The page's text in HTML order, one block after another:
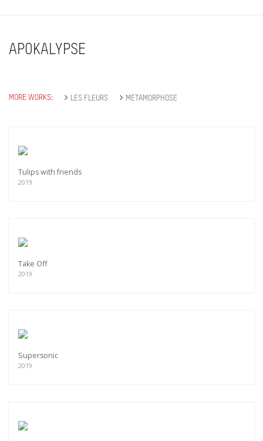
APOKALYPSE
MORE WORKS: LES FLEURS METAMORPHOSE
Tulips with friends
2019
Take Off
2019
Supersonic
2019